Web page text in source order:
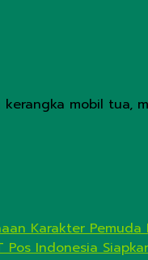
mobil tua,
Karakter Pemuda
Pos Indonesia